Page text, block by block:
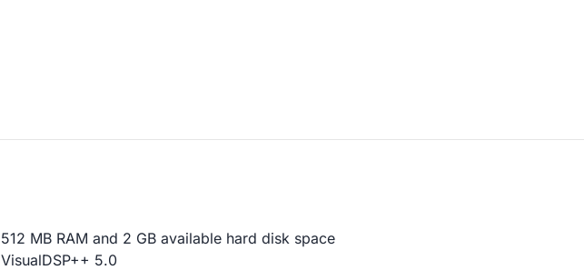
512 MB RAM and 2 GB available hard disk space
VisualDSP++ 5.0